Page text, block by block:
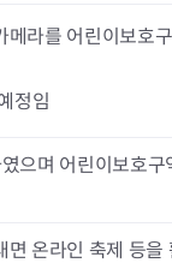
라를 어린이보호
정임
으며 어린이보호구
온라인 축제 등을